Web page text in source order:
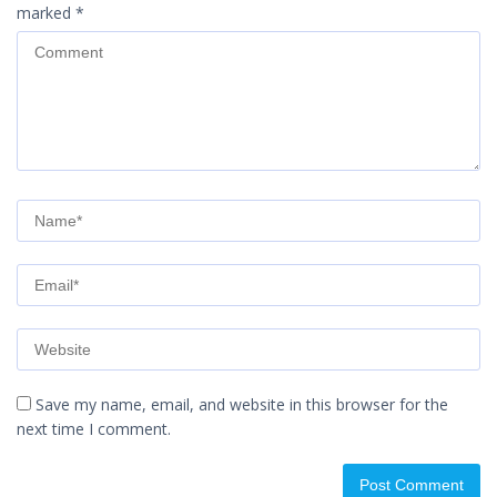
marked *
Save my name, email, and website in this browser for the
next time I comment.